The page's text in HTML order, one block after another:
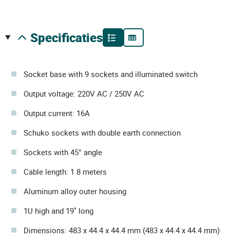
specificaties
Socket base with 9 sockets and illuminated switch
Output voltage: 220V AC / 250V AC
Output current: 16A
Schuko sockets with double earth connection
Sockets with 45° angle
Cable length: 1.8 meters
Aluminum alloy outer housing
1U high and 19" long
Dimensions: 483 x 44.4 x 44.4 mm (483 x 44.4 x 44.4 mm)